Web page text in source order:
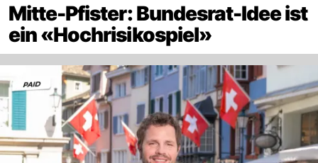
Mitte-Pfister: Bundesrat-Idee ist
ein «Hochrisikospiel»